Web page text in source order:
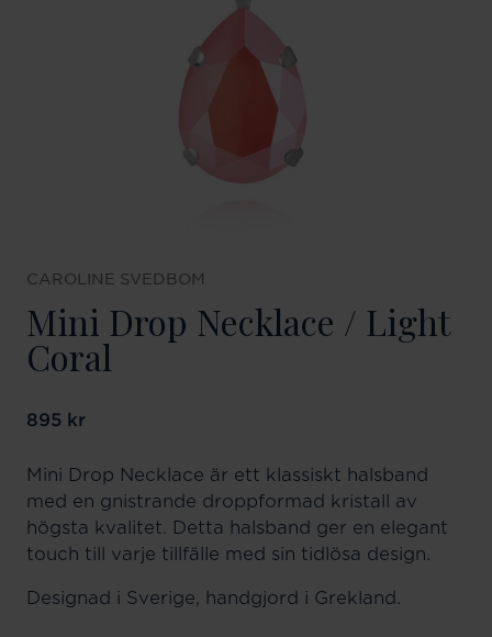
CAROLINE SVEDBOM
Mini Drop Necklace / Light
Coral
Pris :895 kr
895 kr
Mini Drop Necklace är ett klassiskt halsband
med en gnistrande droppformad kristall av
högsta kvalitet. Detta halsband ger en elegant
touch till varje tillfälle med sin tidlösa design.
Designad i Sverige, handgjord i Grekland.